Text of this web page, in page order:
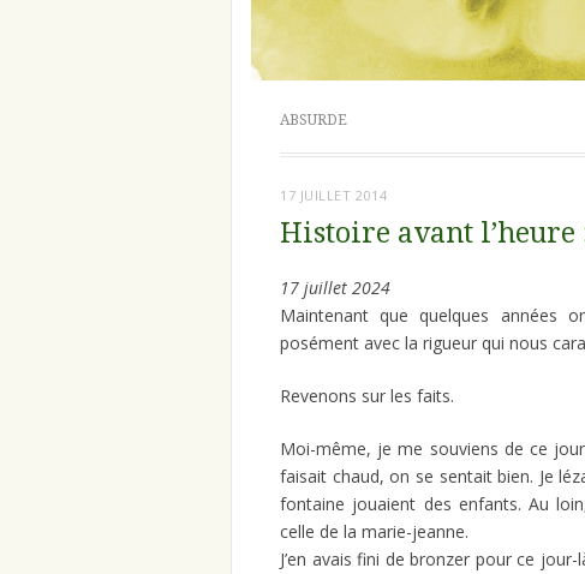
ABSURDE
17 JUILLET 2014
Histoire avant l’heure
17 juillet 2024
Maintenant que quelques années
posément avec la rigueur qui nous
Revenons sur les faits.
Moi-même, je me souviens de ce
faisait chaud, on se sentait bien. Je
fontaine jouaient des enfants. Au
celle de la marie-jeanne.
J’en avais fini de bronzer pour ce